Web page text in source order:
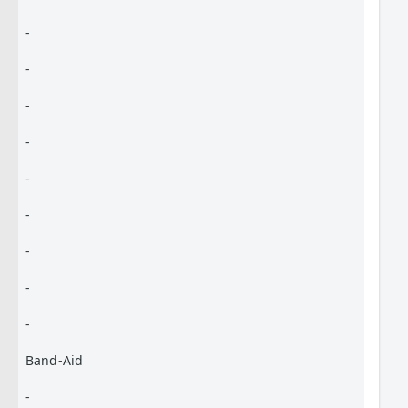
-
-
-
-
-
-
-
-
-
Band-Aid
-